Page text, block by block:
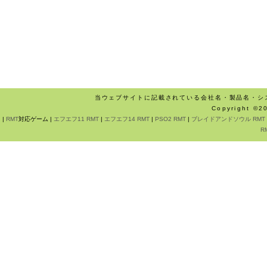
当ウェブサイトに記載されている会社名・製品名・
Copyright
| RMT対応ゲーム | エフエフ11 RMT| エフエフ14 RMT| PSO2 RMT| ブレイドアンドソウル RMT